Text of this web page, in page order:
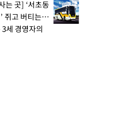
는 곳] ‘서초동
쥐고 버티는
세 경영자의